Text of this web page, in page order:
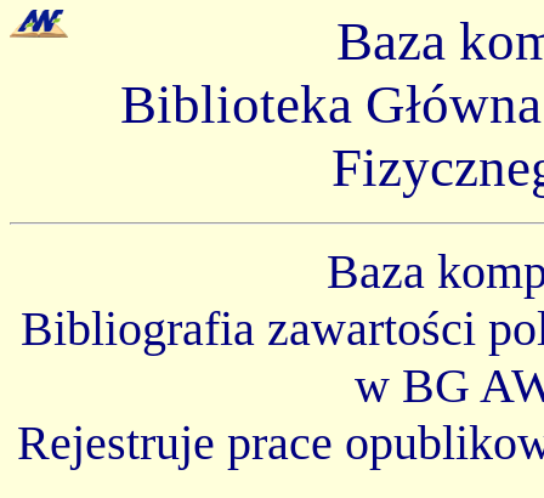
Baza
Biblioteka
Baza
Bibliografia zawartości
w BG
Rejestruje prace